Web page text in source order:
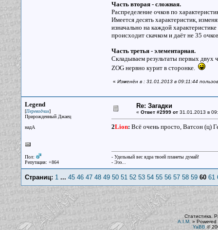
Часть вторая - сложная.
Распределение очков по
Имеется десять характеристик,
изначально на каждой
происходит скачком и даёт не 35
Часть третья - элементарная.
Складываем результаты первых двух
ZOG нервно курит в сторонке.
« Изменён в : 31.01.2013 в 09:11:44
Legend
[Переводчик]
Прирожденный Джаец
надА
Пол:
Репутация: +864
Re: Загадки
« Ответ #2999 от31.01.2013 в
2Lion: Всё очень просто, Ватсон (ц)
- Удельный вес ядра твоей планеты думай!
- Эээ...
Страниц: 1... 45 46 47 48 49 50 51 52 53 54 55 56 57 58 59 60 61
Статистика.
A.I.M. » Powered
YaBB ©